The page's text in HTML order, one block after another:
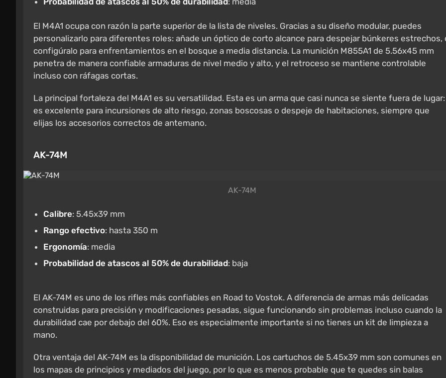
El M4A1 ocupa con razón la parte superior de la lista de niveles. Gracias a su diseño modular, puedes
personalizarlo para diferentes roles: añade un óptico de corto alcance para despejar búnkeres estrechos,
configúralo para enfrentamientos en el bosque a media distancia. La munición M855A1 de 5.56x45 mm
penetra de manera confiable armaduras de nivel medio y alto, y el retroceso se mantiene controlable
incluso con ráfagas cortas.
La principal fortaleza del M4A1 es su versatilidad. Esta es un arma que casi nunca se siente fuera de lugar:
es excelente para incursiones de alto riesgo, zonas boscosas o despeje de habitaciones, siempre que
elijas los accesorios correctos de antemano.
AK-74M
AK-74M
Calibre: 5.45x39 mm
Rango efectivo: hasta 350 m
Ergonomía: media
Probabilidad de atascos al 50% de durabilidad: baja
El AK-74M es uno de los rifles más confiables en Road to Vostok. A diferencia de armas más delicadas
construidas para precisión y modificaciones pesadas, sigue funcionando sin problemas incluso cuando la
durabilidad cae por debajo del 60%. Eso es especialmente importante si no tienes un kit de limpieza a
mano.
Otra ventaja del AK-74M es la disponibilidad de munición. Los cartuchos de 5.45x39 mm son comunes en
los mapas de principios y mediados del juego, por lo que es menos probable que te quedes sin balas